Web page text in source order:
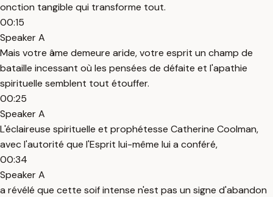
onction tangible qui transforme tout.
00:15
Speaker A
Mais votre âme demeure aride, votre esprit un champ de
bataille incessant où les pensées de défaite et l'apathie
spirituelle semblent tout étouffer.
00:25
Speaker A
L'éclaireuse spirituelle et prophétesse Catherine Coolman,
avec l'autorité que l'Esprit lui-même lui a conféré,
00:34
Speaker A
a révélé que cette soif intense n'est pas un signe d'abandon